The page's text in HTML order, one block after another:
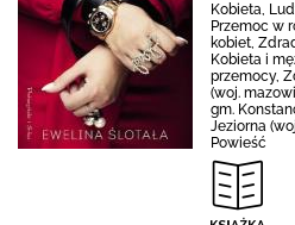
Kobieta,
Przemoc w
kobiet,
Kobieta i
przemocy,
(woj.
gm.
Jeziorna
Powieść